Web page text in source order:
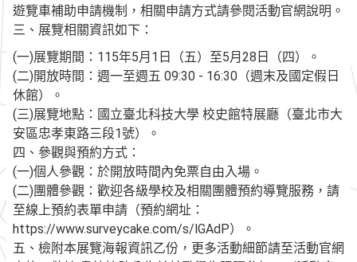
遊覽車補助申請機制，相關申請方式請參閱活動官網說明。
三、展覽相關資訊如下：
(一)展覽期間：115年5月1日（五）至5月28日（四）。
(二)開放時間：週一至週五 09:30 - 16:30（週末及國定假日
休館）。
(三)展覽地點：國立臺北科技大學 校史館特展廳（臺北市大
安區忠孝東路三段1號）。
四、參觀與預約方式：
(一)個人參觀：於開放時間內免票自由入場。
(二)團體參觀：歡迎各級學校及相關團體預約導覽服務，請
至線上預約表單申請（預約網址：
https://www.surveycake.com/s/lGAdP）。
五、檢附本展覽海報資訊乙份，更多活動細節請至活動官網